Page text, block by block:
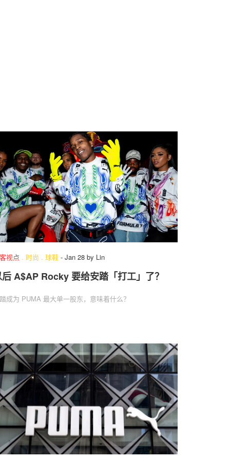
视点 . 时尚 . 球鞋 - Jan 28 by Lin
后 A$AP Rocky 要给安踏「打工」了？
成为 PUMA 最大单一股东，意味着什么？